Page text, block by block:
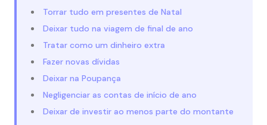
Torrar tudo em presentes de Natal
Deixar tudo na viagem de final de ano
Tratar como um dinheiro extra
Fazer novas dívidas
Deixar na Poupança
Negligenciar as contas de início de ano
Deixar de investir ao menos parte do montante